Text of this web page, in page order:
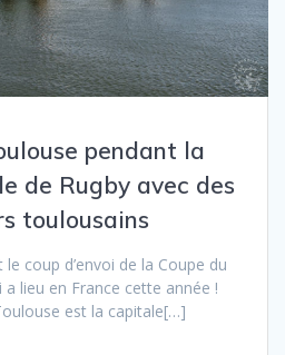
pendant la
de Rugby avec des
toulousains
coup d’envoi de la Coupe du
lieu en France cette année !
est la capitale[…]